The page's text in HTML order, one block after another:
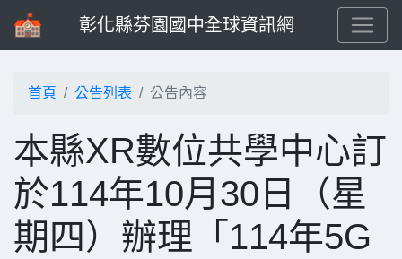
彰化縣芬園國中全球資訊網
首頁 公告列表 公告內容
本縣XR數位共學中心訂
於114年10月30日（星
期四）辦理「114年5G